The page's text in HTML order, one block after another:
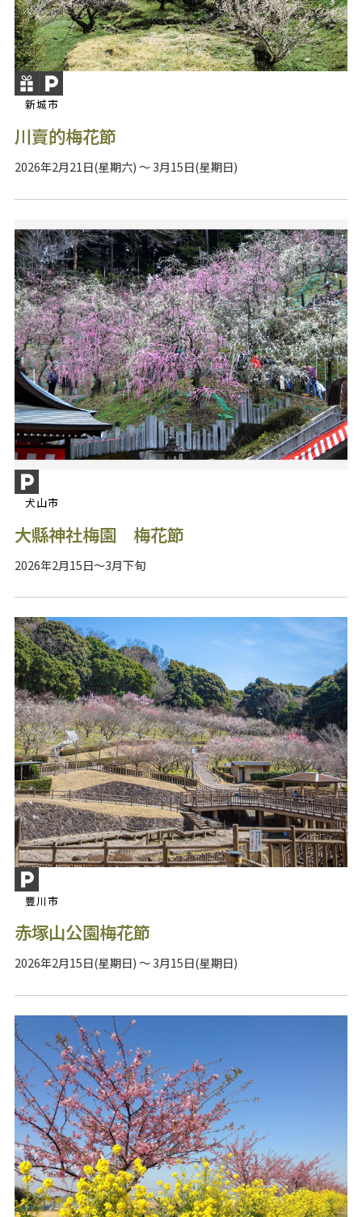
新城市
川賣的梅花節
2026年2月21日(星期六) ～ 3月15日(星期日)
犬山市
大縣神社梅園 梅花節
2026年2月15日～3月下旬
豐川市
赤塚山公園梅花節
2026年2月15日(星期日) ～ 3月15日(星期日)